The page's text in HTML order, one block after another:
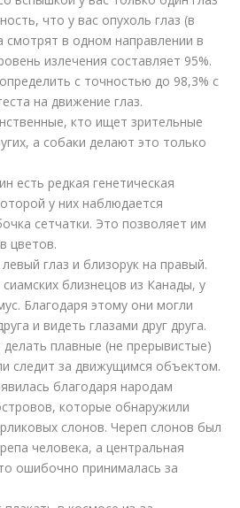
что у вас опухоль глаз (в
смотрят в одном направлении в
излечения составляет 95%.
с точностью до 98,3% с
на движение глаз.
кто ищет зрительные
а собаки делают это только
есть редкая генетическая
у них наблюдается
сетчатки. Это позволяет им
цветов.
глаз и близорук на правый.
близнецов из Канады, у
Благодаря этому они могли
и видеть глазами друг друга.
плавные (не прерывистые)
следит за движущимся объектом.
благодаря народам
которые обнаружили
слонов. Череп слонов был
человека, а центральная
ошибочно принималась за